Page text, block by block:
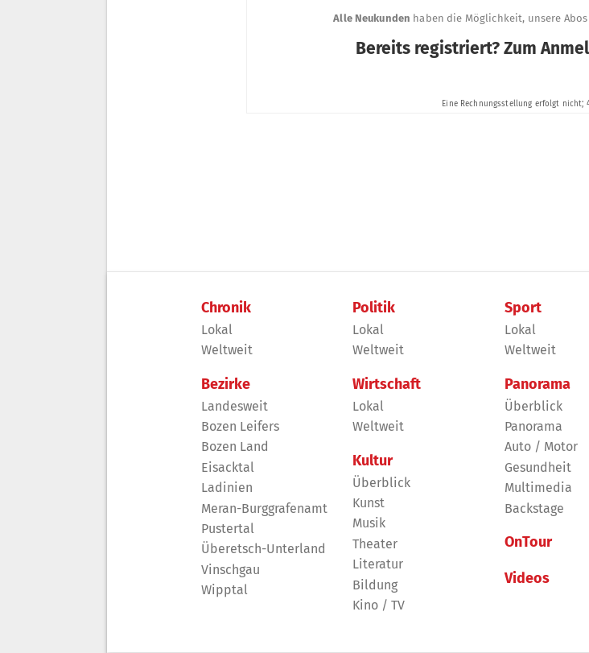
Chronik
Lokal
Weltweit
Bezirke
Landesweit
Bozen Leifers
Bozen Land
Eisacktal
Ladinien
Meran-Burggrafenamt
Pustertal
Überetsch-Unterland
Vinschgau
Wipptal
Politik
Lokal
Weltweit
Wirtschaft
Lokal
Weltweit
Kultur
Überblick
Kunst
Musik
Theater
Literatur
Bildung
Kino / TV
Sport
Lokal
Weltweit
Panorama
Überblick
Panorama
Auto / Motor
Gesundheit
Multimedia
Backstage
OnTour
Videos